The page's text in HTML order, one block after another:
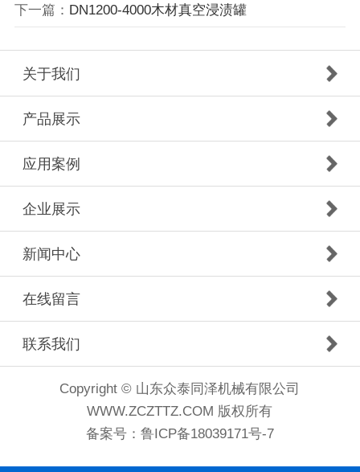
下一篇： DN1200-4000木材真空浸渍罐
关于我们
产品展示
应用案例
企业展示
新闻中心
在线留言
联系我们
Copyright © 山东众泰同泽机械有限公司
WWW.ZCZTTZ.COM 版权所有
备案号： 鲁ICP备18039171号-7